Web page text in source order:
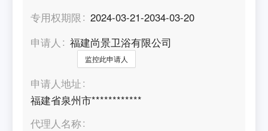
专用权期限
2024-03-21-2034-03-20
申请人
福建尚景卫浴有限公司
监控此申请人
申请人地址
福建省泉州市************
代理人名称